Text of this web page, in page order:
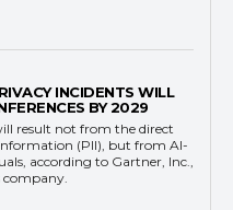
INCIDENTS WILL
BY 2029
result not from the direct
(PII), but from AI-
according to Gartner, Inc.,
company.